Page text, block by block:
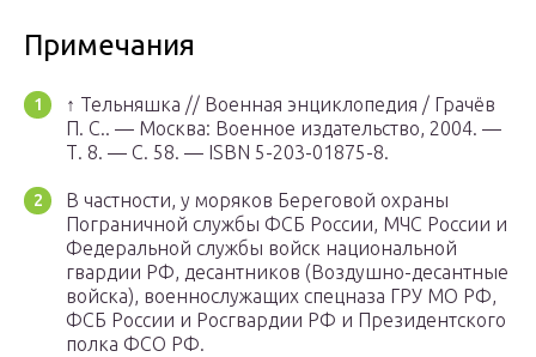
Примечания
↑ Тельняшка // Военная энциклопедия / Грачёв
П. С.. — Москва: Военное издательство, 2004. —
Т. 8. — С. 58. — ISBN 5-203-01875-8.
В частности, у моряков Береговой охраны
Пограничной службы ФСБ России, МЧС России и
Федеральной службы войск национальной
гвардии РФ, десантников (Воздушно-десантные
войска), военнослужащих спецназа ГРУ МО РФ,
ФСБ России и Росгвардии РФ и Президентского
полка ФСО РФ.